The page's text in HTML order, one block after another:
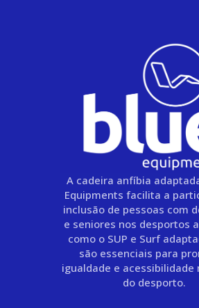
A cadeira anfíbia
Equipments facilita a
inclusão de pessoas com
e seniores nos desportos
como o SUP e Surf
são essenciais para
igualdade e acessibilidade
do desporto.